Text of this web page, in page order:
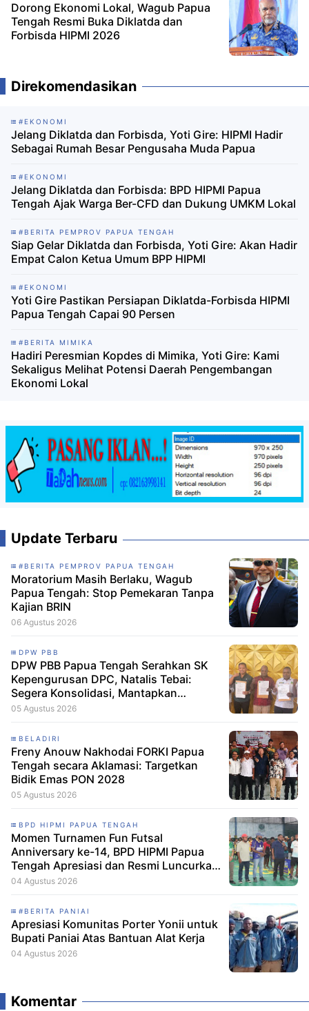
Dorong Ekonomi Lokal, Wagub Papua
Tengah Resmi Buka Diklatda dan
Forbisda HIPMI 2026
Direkomendasikan
#EKONOMI
Jelang Diklatda dan Forbisda, Yoti Gire: HIPMI Hadir
Sebagai Rumah Besar Pengusaha Muda Papua
#EKONOMI
Jelang Diklatda dan Forbisda: BPD HIPMI Papua
Tengah Ajak Warga Ber-CFD dan Dukung UMKM Lokal
#BERITA PEMPROV PAPUA TENGAH
Siap Gelar Diklatda dan Forbisda, Yoti Gire: Akan Hadir
Empat Calon Ketua Umum BPP HIPMI
#EKONOMI
Yoti Gire Pastikan Persiapan Diklatda-Forbisda HIPMI
Papua Tengah Capai 90 Persen
#BERITA MIMIKA
Hadiri Peresmian Kopdes di Mimika, Yoti Gire: Kami
Sekaligus Melihat Potensi Daerah Pengembangan
Ekonomi Lokal
Update Terbaru
#BERITA PEMPROV PAPUA TENGAH
Moratorium Masih Berlaku, Wagub
Papua Tengah: Stop Pemekaran Tanpa
Kajian BRIN
06 Agustus 2026
DPW PBB
DPW PBB Papua Tengah Serahkan SK
Kepengurusan DPC, Natalis Tebai:
Segera Konsolidasi, Mantapkan
Langkah Verifikasi, untuk 'Maju' 2029
05 Agustus 2026
BELADIRI
Freny Anouw Nakhodai FORKI Papua
Tengah secara Aklamasi: Targetkan
Bidik Emas PON 2028
05 Agustus 2026
BPD HIPMI PAPUA TENGAH
Momen Turnamen Fun Futsal
Anniversary ke-14, BPD HIPMI Papua
Tengah Apresiasi dan Resmi Luncurkan
Skuad Baru Makamagu Papua FC
04 Agustus 2026
#BERITA PANIAI
Apresiasi Komunitas Porter Yonii untuk
Bupati Paniai Atas Bantuan Alat Kerja
04 Agustus 2026
Komentar